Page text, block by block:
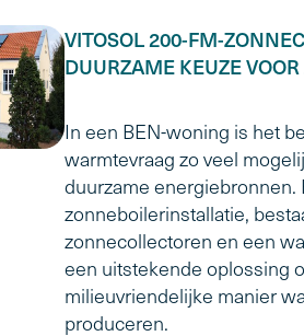
VITOSOL 200-FM-
DUURZAME KEUZE
In een BEN-woning is het
warmtevraag zo veel
duurzame energiebronnen.
zonneboilerinstallatie,
zonnecollectoren en een
een uitstekende oplossing
milieuvriendelijke manier
produceren.